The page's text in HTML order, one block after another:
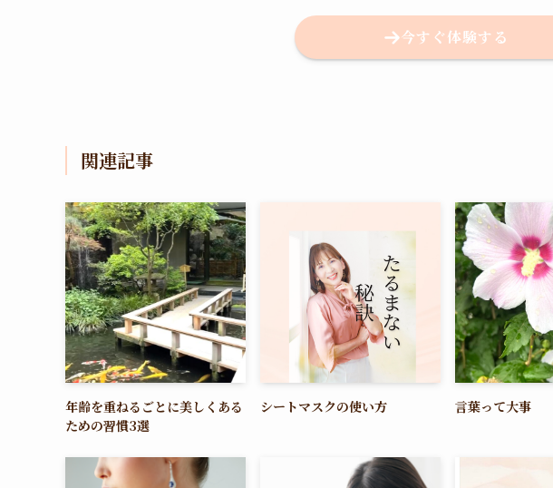
今すぐ体験する
関連記事
年齢を重ねるごとに美しくある
ための習慣3選
シートマスクの使い方 言葉って大事